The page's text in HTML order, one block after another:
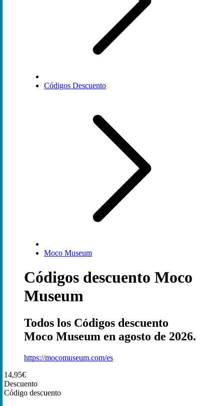
Códigos Descuento
Moco Museum
Códigos descuento Moco
Museum
Todos los Códigos descuento
Moco Museum en agosto de 2026.
https://mocomuseum.com/es
14,95€
Descuento
Código descuento